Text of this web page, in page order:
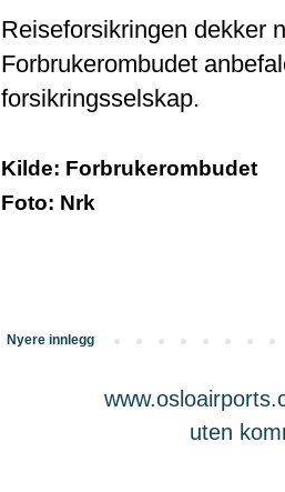
Reiseforsikringen dekker
Forbrukerombudet
forsikringsselskap.
Kilde: Forbrukerombudet
Foto: Nrk
Nyere innlegg
uten